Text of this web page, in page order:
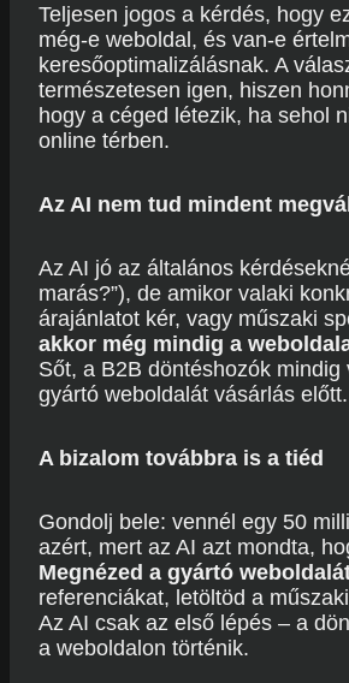
Teljesen jogos a kérdés, hogy
még-e weboldal, és van-e
keresőoptimalizálásnak. A
természetesen igen, hiszen
hogy a céged létezik, ha sehol
online térben.
Az AI nem tud mindent
Az AI jó az általános
marás?”), de amikor valaki
árajánlatot kér, vagy műszaki
akkor még mindig a
Sőt, a B2B döntéshozók mindig
gyártó weboldalát vásárlás előtt.
A bizalom továbbra is a tiéd
Gondolj bele: vennél egy 50
azért, mert az AI azt mondta,
Megnézed a gyártó
referenciákat, letöltöd a
Az AI csak az első lépés – a
a weboldalon történik.